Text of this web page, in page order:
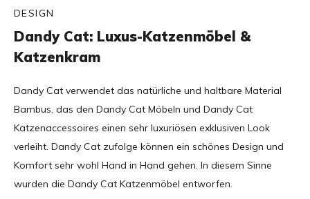
DESIGN
Dandy Cat: Luxus-Katzenmöbel &
Katzenkram
Dandy Cat verwendet das natürliche und haltbare Material
Bambus, das den Dandy Cat Möbeln und Dandy Cat
Katzenaccessoires einen sehr luxuriösen exklusiven Look
verleiht. Dandy Cat zufolge können ein schönes Design und
Komfort sehr wohl Hand in Hand gehen. In diesem Sinne
wurden die Dandy Cat Katzenmöbel entworfen.